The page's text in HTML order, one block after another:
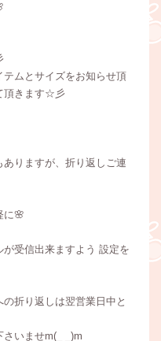
ムとサイズをお知らせ頂
頂きます☆彡
りますが、折り返しご連
に🌸
受信出来ますよう 設定を
折り返しは翌営業日中と
いませm(_ _)m